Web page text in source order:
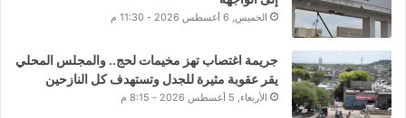
الخميس, 6 أغسطس 2026 - 11:30 م
جريمة اغتصاب تهز مخيمات لحج.. والمجلس المحلي
يقر عقوبة مثيرة للجدل وتستهدف كل النازحين
الأربعاء, 5 أغسطس 2026 - 8:15 م